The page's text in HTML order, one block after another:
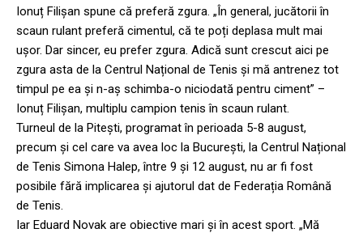
Ionuț Filișan spune că preferă zgura. „În general, jucătorii în
scaun rulant preferă cimentul, că te poți deplasa mult mai
ușor. Dar sincer, eu prefer zgura. Adică sunt crescut aici pe
zgura asta de la Centrul Național de Tenis și mă antrenez tot
timpul pe ea și n-aș schimba-o niciodată pentru ciment” –
Ionuț Filișan, multiplu campion tenis în scaun rulant.
Turneul de la Pitești, programat în perioada 5-8 august,
precum și cel care va avea loc la București, la Centrul Național
de Tenis Simona Halep, între 9 și 12 august, nu ar fi fost
posibile fără implicarea și ajutorul dat de Federația Română
de Tenis.
Iar Eduard Novak are obiective mari și în acest sport. „Mă